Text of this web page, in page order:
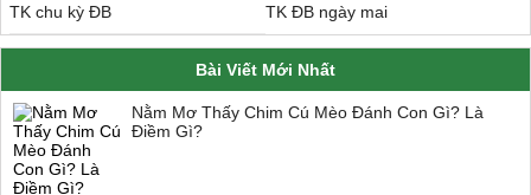
TK chu kỳ ĐB TK ĐB ngày mai
Bài Viết Mới Nhất
Nằm Mơ Thấy Chim Cú Mèo Đánh Con Gì? Là
Điềm Gì?